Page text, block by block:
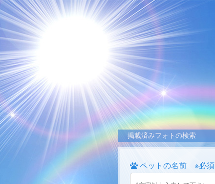
掲載済みフォトの検索
ペットの名前 ※必須